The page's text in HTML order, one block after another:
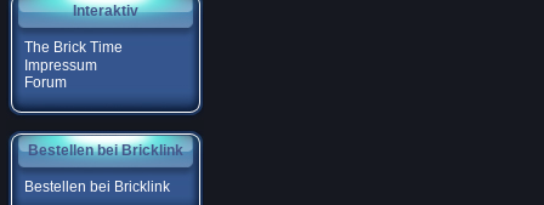
Interaktiv
The Brick Time
Impressum
Forum
Bestellen bei Bricklink
Bestellen bei Bricklink